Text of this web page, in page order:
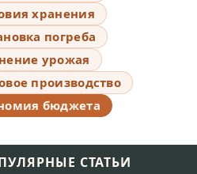
хранения
погреба
урожая
производство
бюджета
СТАТЬИ